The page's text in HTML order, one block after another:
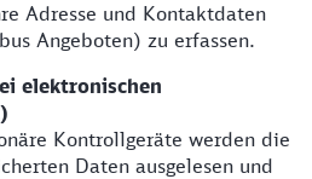
Adresse und Kontaktdaten
Angeboten) zu erfassen.
elektronischen
Kontrollgeräte werden die
Daten ausgelesen und